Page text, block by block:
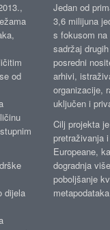
od
dijela
Jedan od
3,6 milijuna
s fokusom
sadržaj
posredni
arhivi,
organizacije,
uključen i
Cilj projekta
pretraživanja
Europeane,
dogradnja
poboljšanje